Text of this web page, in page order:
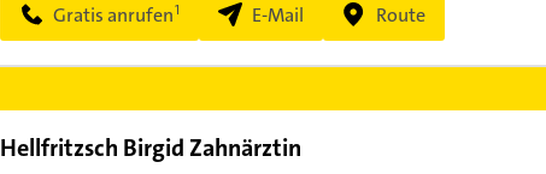
Gratis anrufen E-Mail Route
Hellfritzsch Birgid Zahnärztin